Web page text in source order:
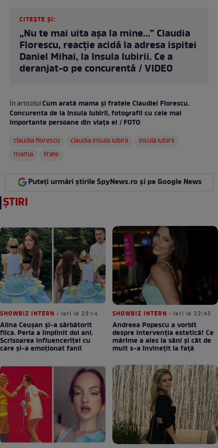
CITEȘTE ȘI:
„Nu te mai uita așa la mine...” Claudia
Florescu, reacție acidă la adresa ispitei
Daniel Mihai, la Insula Iubirii. Ce a
deranjat-o pe concurentă / VIDEO
În articolulCum arată mama și fratele Claudiei Florescu.
Concurenta de la Insula Iubirii, fotografii cu cele mai
importante persoane din viața ei / FOTO:
claudia florescu
claudia insula iubirii
insula iubirii
mama
frate
Puteți urmări știrile SpyNews.ro și pe Google News
ȘTIRI
SHOWBIZ INTERN • ieri la 23:14
Alina Ceușan și-a sărbătorit
fiica. Perla a împlinit doi ani.
Scrisoarea influenceriței cu
care și-a emoționat fanii
SHOWBIZ INTERN • ieri la 22:43
Andreea Popescu a vorbit
despre intervenția estetică! Ce
mărime a ales la sâni și cât de
mult s-a învinețit la față